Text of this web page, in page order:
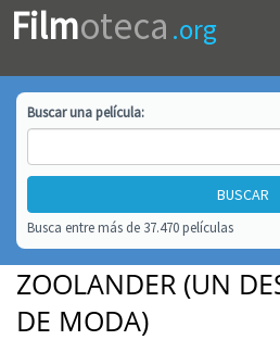
Filmoteca .org
Buscar unapelícula:
Busca entre más de 37.470 películas
ZOOLANDER (UN
DE MODA)